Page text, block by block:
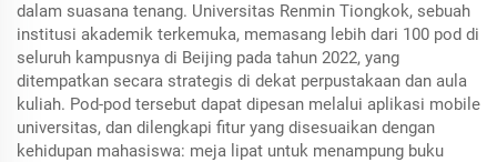
dalam suasana tenang. Universitas Renmin Tiongkok, sebuah
institusi akademik terkemuka, memasang lebih dari 100 pod di
seluruh kampusnya di Beijing pada tahun 2022, yang
ditempatkan secara strategis di dekat perpustakaan dan aula
kuliah. Pod-pod tersebut dapat dipesan melalui aplikasi mobile
universitas, dan dilengkapi fitur yang disesuaikan dengan
kehidupan mahasiswa: meja lipat untuk menampung buku